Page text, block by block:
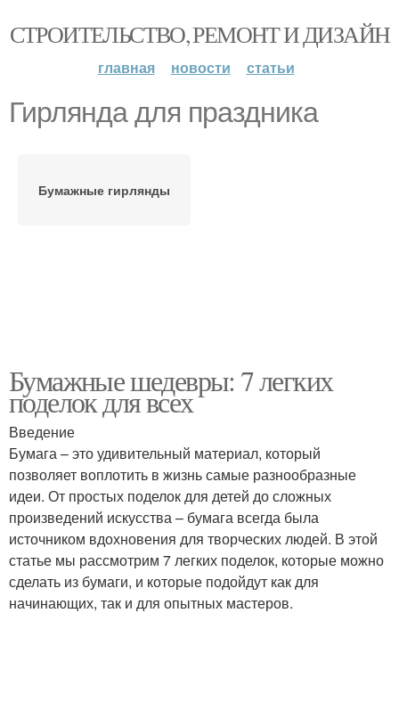
СТРОИТЕЛЬСТВО, РЕМОНТ И ДИЗАЙН
главная новости статьи
Гирлянда для праздника
Бумажные гирлянды
Бумажные шедевры: 7 легких
поделок для всех
Введение
Бумага – это удивительный материал, который
позволяет воплотить в жизнь самые разнообразные
идеи. От простых поделок для детей до сложных
произведений искусства – бумага всегда была
источником вдохновения для творческих людей. В этой
статье мы рассмотрим 7 легких поделок, которые можно
сделать из бумаги, и которые подойдут как для
начинающих, так и для опытных мастеров.